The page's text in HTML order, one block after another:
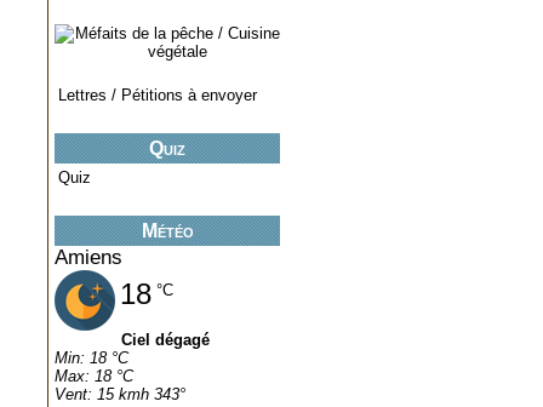
Lettres / Pétitions à envoyer
Quiz
Quiz
Météo
Amiens
18 °C
Ciel dégagé
Min: 18 °C
Max: 18 °C
Vent: 15 kmh 343°